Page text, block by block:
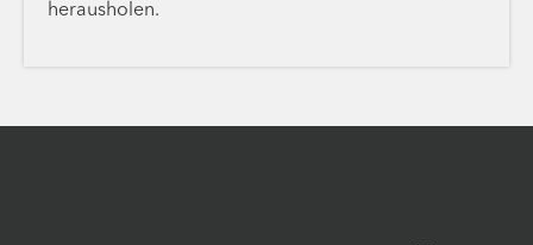
herausholen.